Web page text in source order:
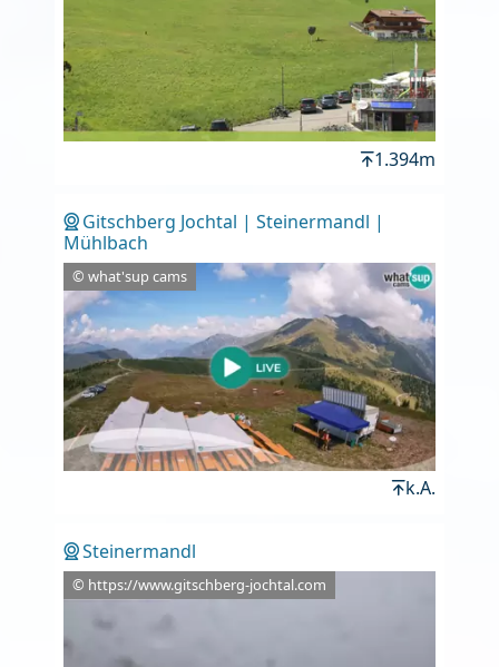
1.394m
Gitschberg Jochtal | Steinermandl |
Mühlbach
© what'sup cams
k.A.
Steinermandl
© https://www.gitschberg-jochtal.com